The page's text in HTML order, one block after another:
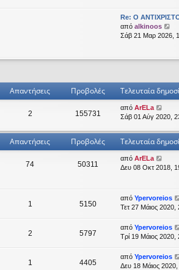
Re: Ο
από alkinoos
ρ
ο
τ
η
τ
λ
ε
α
α
ς
δ
η
μ
ο
ί
ε
Σάβ 21 Μαρ 2026,
Απαντήσεις Προβολές Τελευταία
2 155731
από ArELa
Σάβ 01 Αύγ 2020,
Απαντήσεις Προβολές Τελευταία
74 50311
από ArELa
Δευ 08 Οκτ 2018,
1 5150
από Ypervoreios
Τετ 27 Μάιος 2020,
2 5797
από Ypervoreios
Τρί 19 Μάιος 2020,
1 4405
από Ypervoreios
Δευ 18 Μάιος